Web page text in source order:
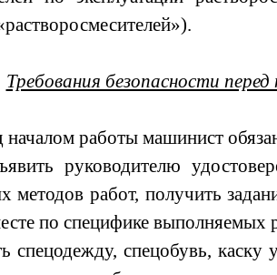
Требования безопасности
началом работы машинист
руководителю
методов работ, получить
по специфике выполняемых
спецодежду, спецобувь, каску